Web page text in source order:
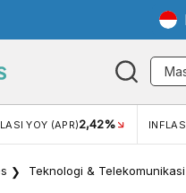
YOY (APR)2,42%
Teknologi & Telekomunikasi